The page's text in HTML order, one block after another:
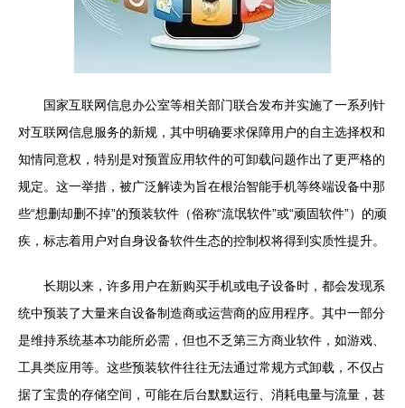
国家互联网信息办公室等相关部门联合发布并实施了一系列针
对互联网信息服务的新规，其中明确要求保障用户的自主选择权和
知情同意权，特别是对预置应用软件的可卸载问题作出了更严格的
规定。这一举措，被广泛解读为旨在根治智能手机等终端设备中那
些“想删却删不掉”的预装软件（俗称“流氓软件”或“顽固软件”）的顽
疾，标志着用户对自身设备软件生态的控制权将得到实质性提升。
长期以来，许多用户在新购买手机或电子设备时，都会发现系
统中预装了大量来自设备制造商或运营商的应用程序。其中一部分
是维持系统基本功能所必需，但也不乏第三方商业软件，如游戏、
工具类应用等。这些预装软件往往无法通过常规方式卸载，不仅占
据了宝贵的存储空间，可能在后台默默运行、消耗电量与流量，甚